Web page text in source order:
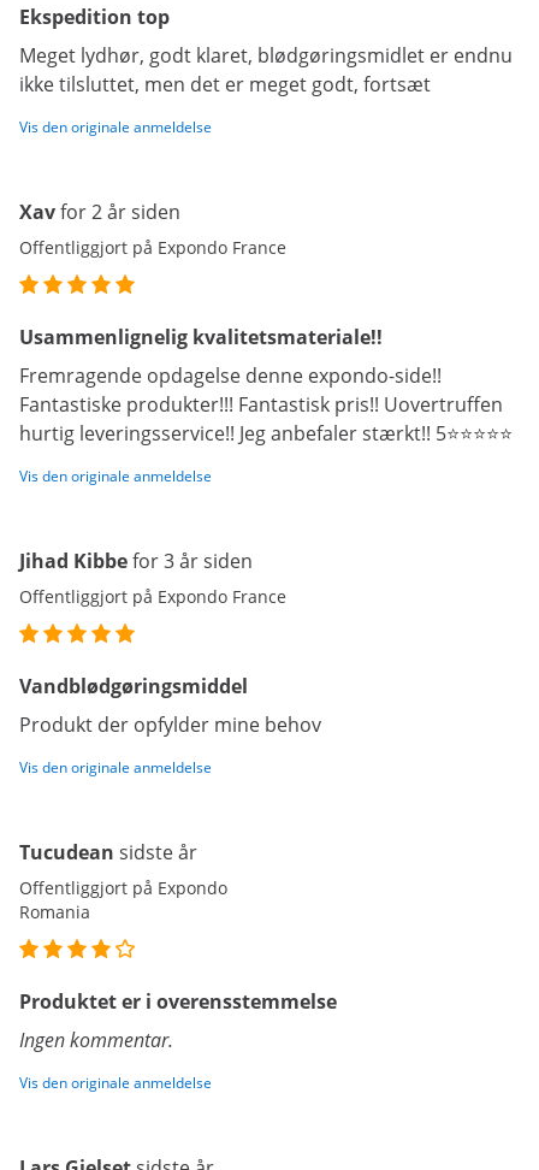
Ekspedition top
Meget lydhør, godt klaret, blødgøringsmidlet er endnu
ikke tilsluttet, men det er meget godt, fortsæt
Vis den originale anmeldelse
Xavfor 2 år siden
Offentliggjort på Expondo France
Usammenlignelig kvalitetsmateriale!!
Fremragende opdagelse denne expondo-side!!
Fantastiske produkter!!! Fantastisk pris!! Uovertruffen
hurtig leveringsservice!! Jeg anbefaler stærkt!! 5⭐️⭐️⭐️⭐️⭐️
Vis den originale anmeldelse
Jihad Kibbefor 3 år siden
Offentliggjort på Expondo France
Vandblødgøringsmiddel
Produkt der opfylder mine behov
Vis den originale anmeldelse
Tucudean sidste år
Offentliggjort på Expondo
Romania
Produktet er i overensstemmelse
Ingen kommentar.
Vis den originale anmeldelse